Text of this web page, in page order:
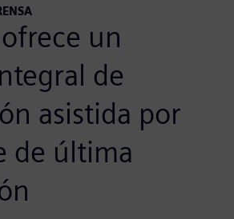
un
de
asistida por
de última